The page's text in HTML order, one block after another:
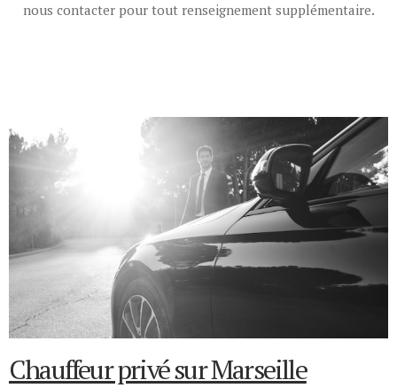
nous contacter pour tout renseignement supplémentaire.
Chauffeur privé sur Marseille